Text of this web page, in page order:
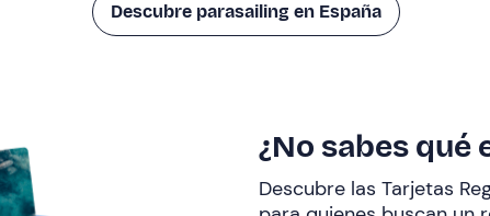
Descubre parasailing en España
¿No sabes qué
Descubre las Tarjetas